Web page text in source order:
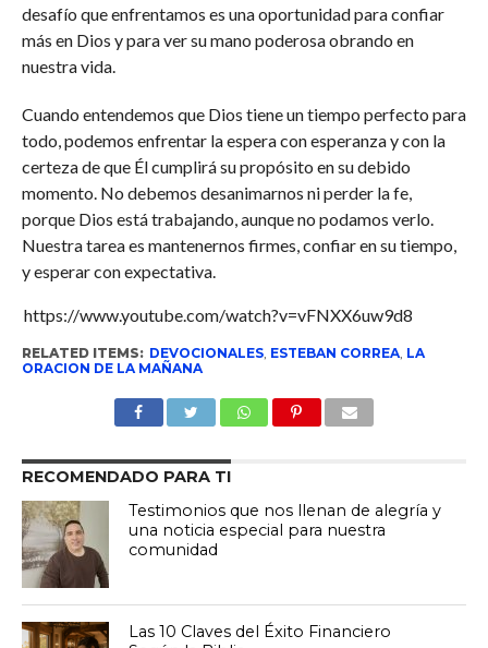
desafío que enfrentamos es una oportunidad para confiar
más en Dios y para ver su mano poderosa obrando en
nuestra vida.
Cuando entendemos que Dios tiene un tiempo perfecto para
todo, podemos enfrentar la espera con esperanza y con la
certeza de que Él cumplirá su propósito en su debido
momento. No debemos desanimarnos ni perder la fe,
porque Dios está trabajando, aunque no podamos verlo.
Nuestra tarea es mantenernos firmes, confiar en su tiempo,
y esperar con expectativa.
https://www.youtube.com/watch?v=vFNXX6uw9d8
RELATED ITEMS: DEVOCIONALES, ESTEBAN CORREA, LA
ORACION DE LA MAÑANA
RECOMENDADO PARA TI
Testimonios que nos llenan de alegría y
una noticia especial para nuestra
comunidad
Las 10 Claves del Éxito Financiero